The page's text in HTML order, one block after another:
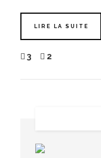
LIRE LA SUITE
3 2